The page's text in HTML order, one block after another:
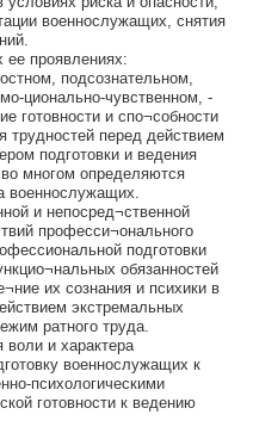
военнослужащих, снятия
ее проявлениях:
подсознательном,
ционально-чувственном, -
готовности и спо¬собности
трудностей перед действием
подготовки и ведения
многом определяются
военнослужащих.
и непосред¬ственной
професси¬онального
подготовки
обязанностей
их сознания и психики в
экстремальных
ратного труда.
и характера
военнослужащих к
психологическими
готовности к ведению